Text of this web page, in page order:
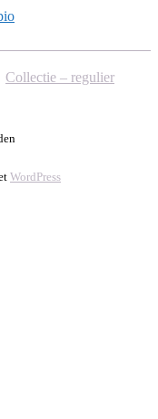
Collectie – regulier
WordPress